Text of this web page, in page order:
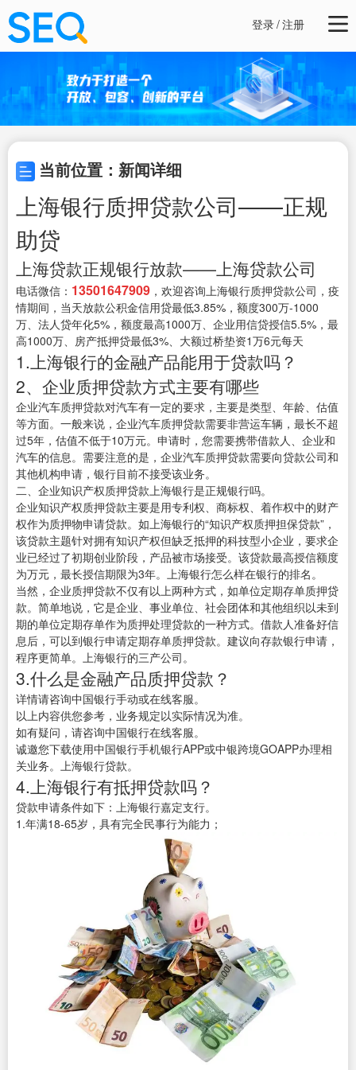
登录/注册
当前位置：新闻详细
上海银行质押贷款公司——正规
助贷
上海贷款正规银行放款——上海贷款公司
电话微信： 13501647909 ，欢迎咨询上海银行质押贷款公司，疫
情期间，当天放款公积金信用贷最低3.85%，额度300万-1000
万、法人贷年化5%，额度最高1000万、企业用信贷授信5.5%，最
高1000万、房产抵押贷最低3%、大额过桥垫资1万6元每天
1.上海银行的金融产品能用于贷款吗？
2、企业质押贷款方式主要有哪些
企业汽车质押贷款对汽车有一定的要求，主要是类型、年龄、估值
等方面。一般来说，企业汽车质押贷款需要非营运车辆，最长不超
过5年，估值不低于10万元。申请时，您需要携带借款人、企业和
汽车的信息。需要注意的是，企业汽车质押贷款需要向贷款公司和
其他机构申请，银行目前不接受该业务。
二、企业知识产权质押贷款上海银行是正规银行吗。
企业知识产权质押贷款主要是用专利权、商标权、着作权中的财产
权作为质押物申请贷款。如上海银行的“知识产权质押担保贷款”，
该贷款主题针对拥有知识产权但缺乏抵押的科技型小企业，要求企
业已经过了初期创业阶段，产品被市场接受。该贷款最高授信额度
为万元，最长授信期限为3年。上海银行怎么样在银行的排名。
当然，企业质押贷款不仅有以上两种方式，如单位定期存单质押贷
款。简单地说，它是企业、事业单位、社会团体和其他组织以未到
期的单位定期存单作为质押处理贷款的一种方式。借款人准备好信
息后，可以到银行申请定期存单质押贷款。建议向存款银行申请，
程序更简单。上海银行的三产公司。
3.什么是金融产品质押贷款？
详情请咨询中国银行手动或在线客服。
以上内容供您参考，业务规定以实际情况为准。
如有疑问，请咨询中国银行在线客服。
诚邀您下载使用中国银行手机银行APP或中银跨境GOAPP办理相
关业务。上海银行贷款。
4.上海银行有抵押贷款吗？
贷款申请条件如下：上海银行嘉定支行。
1.年满18-65岁，具有完全民事行为能力；